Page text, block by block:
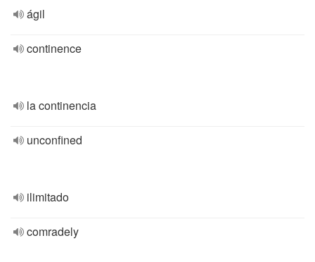
ágil
continence
la continencia
unconfined
ilimitado
comradely